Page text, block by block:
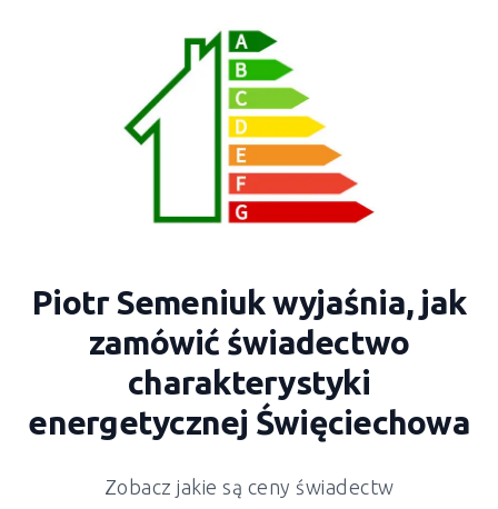
Piotr Semeniuk wyjaśnia, jak
zamówić świadectwo
charakterystyki
energetycznej Święciechowa
Zobacz jakie są ceny świadectw